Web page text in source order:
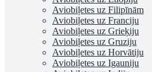
Aviobiļetes uz Filipīnām
Aviobiļetes uz Franciju
Aviobiļetes uz Grieķiju
Aviobiļetes uz Gruziju
Aviobiļetes uz Horvātiju
Aviobiļetes uz Igauniju